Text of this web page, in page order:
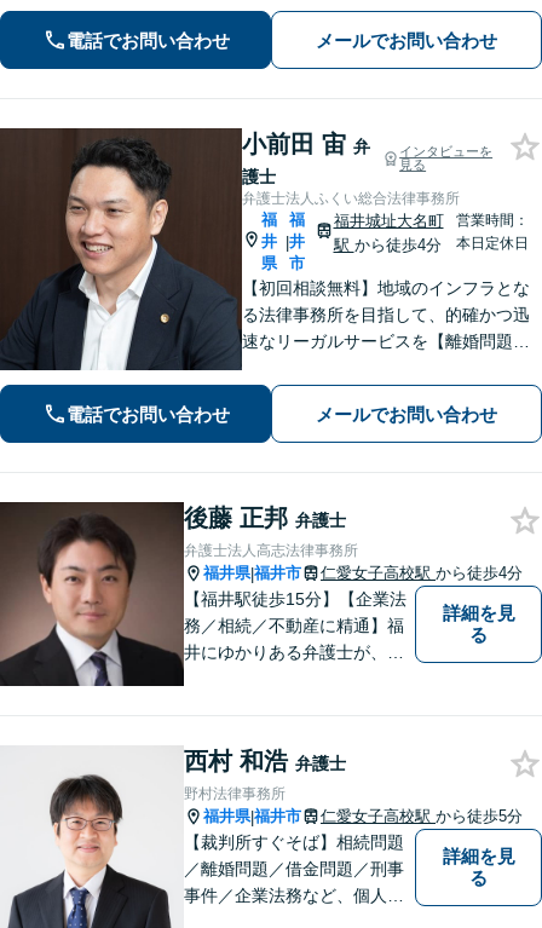
直通電話｜事前予約で夜間・休日可】
【完全個室】
電話でお問い合わせ メールでお問い合わせ
小前田 宙 弁
護士
インタビューを
見る
弁護士法人ふくい総合法律事務所
福
井
県
|
福
井
市
福井城址大名町
駅 から徒歩4分
営業時間：
本日定休日
【初回相談無料】地域のインフラとな
る法律事務所を目指して、的確かつ迅
速なリーガルサービスを【離婚問題】
お任せください【相続問題】福井密着
型事務所として地域特性を活かしたア
ドバイスを【福井駅7分】
電話でお問い合わせ メールでお問い合わせ
後藤 正邦 弁護士
弁護士法人高志法律事務所
福井県|福井市 仁愛女子高校駅 から徒歩4分
【福井駅徒歩15分】【企業法
務／相続／不動産に精通】福
井にゆかりある弁護士が、皆
談ください。【著書多数】
詳細を見
る
西村 和浩 弁護士
野村法律事務所
福井県|福井市 仁愛女子高校駅 から徒歩5分
【裁判所すぐそば】相続問題
／離婚問題／借金問題／刑事
事件／企業法務など、個人・
詳細を見
る